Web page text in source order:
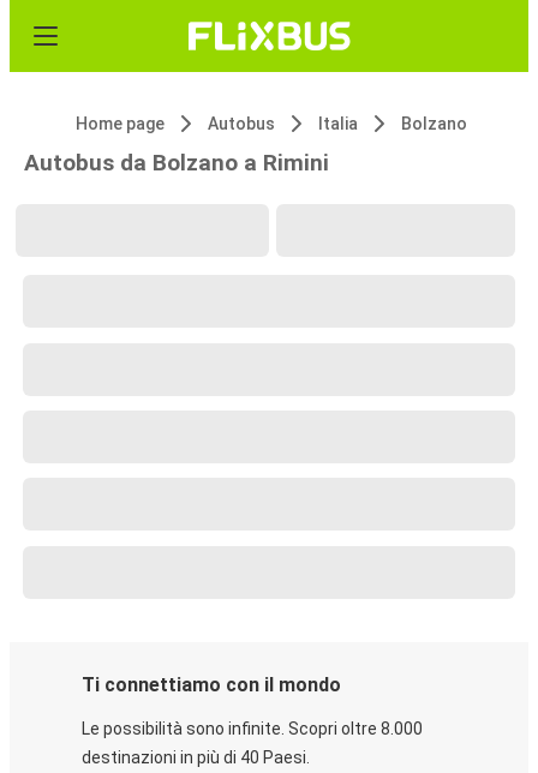
Home page Autobus Italia Bolzano
Autobus da Bolzano a Rimini
Ti connettiamo con il mondo
Le possibilità sono infinite. Scopri oltre 8.000
destinazioni in più di 40 Paesi.